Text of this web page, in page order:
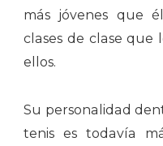
más jóvenes que
clases de clase que
ellos.
Su personalidad
tenis es todavía